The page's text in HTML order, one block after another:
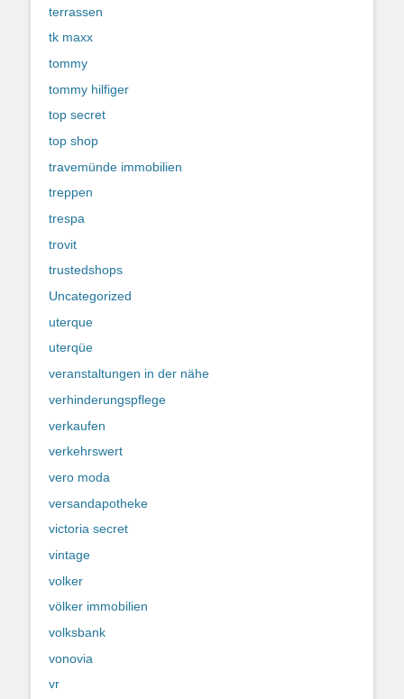
terrassen
tk maxx
tommy
tommy hilfiger
top secret
top shop
travemünde immobilien
treppen
trespa
trovit
trustedshops
Uncategorized
uterque
uterqüe
veranstaltungen in der nähe
verhinderungspflege
verkaufen
verkehrswert
vero moda
versandapotheke
victoria secret
vintage
volker
völker immobilien
volksbank
vonovia
vr